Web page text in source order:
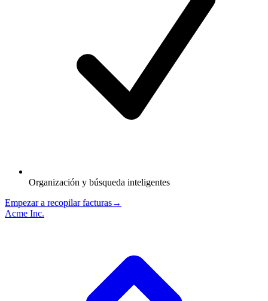
Organización y búsqueda inteligentes
Empezar a recopilar facturas→
Acme Inc.